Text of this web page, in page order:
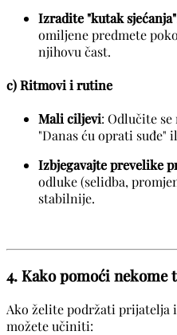
Izradite "kutak sjećanja"
omiljene predmete
njihovu čast.
c) Ritmovi i rutine
Mali ciljevi: Odlučite
"Danas ću oprati suđe"
Izbjegavajte prevelike
odluke (selidba,
stabilnije.
4. Kako pomoći nekome
Ako želite podržati prijatelja
možete učiniti: